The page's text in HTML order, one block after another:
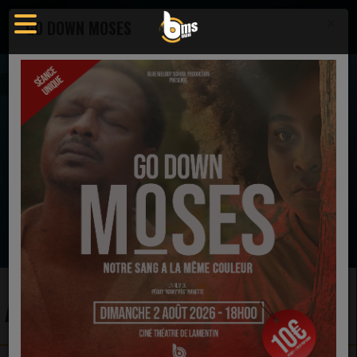
Artistes
EN CE MOMENT
Karen Clark Sheard
Ecoutez maintenant
ARTISTES
GO DOWN MOSES